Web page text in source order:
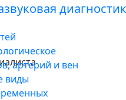
артерий и вен
виды